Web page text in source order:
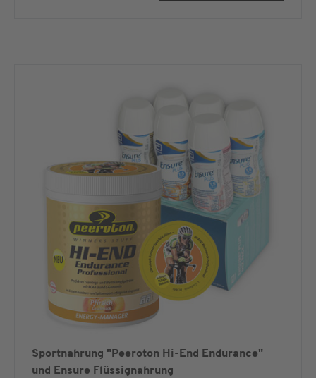
Sportnahrung "Peeroton Hi-End Endurance"
und Ensure Flüssignahrung